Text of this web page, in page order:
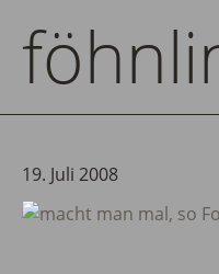
19. Juli 2008